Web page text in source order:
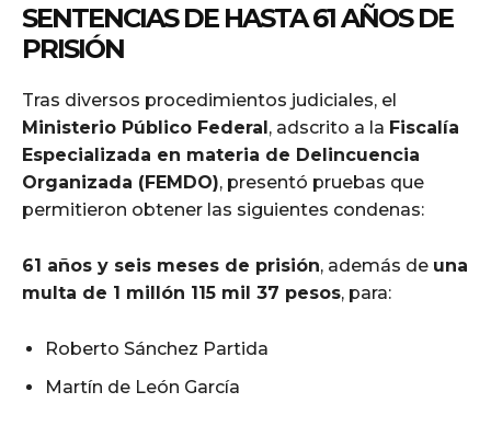
SENTENCIAS DE HASTA 61 AÑOS DE
PRISIÓN
Tras diversos procedimientos judiciales, el
Ministerio Público Federal, adscrito a la Fiscalía
Especializada en materia de Delincuencia
Organizada (FEMDO), presentó pruebas que
permitieron obtener las siguientes condenas:
61 años y seis meses de prisión, además de una
multa de 1 millón 115 mil 37 pesos, para:
Roberto Sánchez Partida
Martín de León García